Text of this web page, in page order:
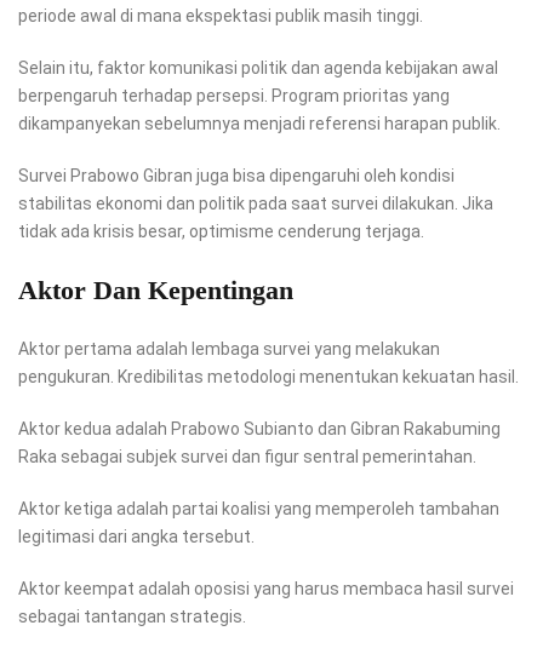
periode awal di mana ekspektasi publik masih tinggi.
Selain itu, faktor komunikasi politik dan agenda kebijakan awal
berpengaruh terhadap persepsi. Program prioritas yang
dikampanyekan sebelumnya menjadi referensi harapan publik.
Survei Prabowo Gibran juga bisa dipengaruhi oleh kondisi
stabilitas ekonomi dan politik pada saat survei dilakukan. Jika
tidak ada krisis besar, optimisme cenderung terjaga.
Aktor Dan Kepentingan
Aktor pertama adalah lembaga survei yang melakukan
pengukuran. Kredibilitas metodologi menentukan kekuatan hasil.
Aktor kedua adalah Prabowo Subianto dan Gibran Rakabuming
Raka sebagai subjek survei dan figur sentral pemerintahan.
Aktor ketiga adalah partai koalisi yang memperoleh tambahan
legitimasi dari angka tersebut.
Aktor keempat adalah oposisi yang harus membaca hasil survei
sebagai tantangan strategis.